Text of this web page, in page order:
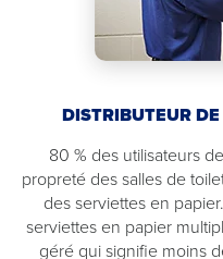
DISTRIBUTEUR
80 % des utilisateurs
propreté des salles de
des serviettes en
serviettes en papier
géré qui signifie moins